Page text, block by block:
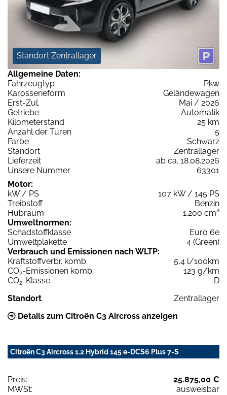
Standort Zentrallager
Allgemeine Daten:
Fahrzeugtyp
Pkw
Karosserieform
Geländewagen
Erst-Zul.
Mai / 2026
Getriebe
Automatik
Kilometerstand
25 km
Anzahl der Türen
5
Farbe
Schwarz
Standort
Zentrallager
Lieferzeit
ab ca. 18.08.2026
Unsere Nummer
63301
Motor:
kW / PS
107 kW / 145 PS
Treibstoff
Benzin
Hubraum
1.200 cm³
Umweltnormen:
Schadstoffklasse
Euro 6e
Umweltplakette
4 (Green)
Verbrauch und Emissionen nach WLTP:
Kraftstoffverbr. komb.
5,4 l/100km
CO2-Emissionen komb.
123 g/km
CO2-Klasse
D
Standort
Zentrallager
Details zum Citroën C3 Aircross anzeigen
Citroën C3 Aircross 1.2 Hybrid 145 e-DCS6 Plus 7-S
Preis:
25.875,00 €
MWSt:
ausweisbar